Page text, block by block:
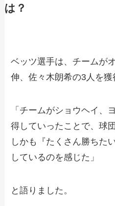
は？
ベッツ選手は、チームが
伸、佐々木朗希の3人を獲
「チームがショウヘイ、
得していったことで、球
しかも『たくさん勝ちた
しているのを感じた」
と語りました。